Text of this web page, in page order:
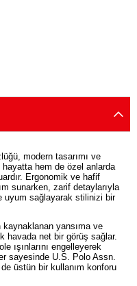
modern tasarımı ve
hem de özel anlarda
Ergonomik ve hafif
sunarken, zarif detaylarıyla
uyum sağlayarak stilinizi bir
kaynaklanan yansıma ve
havada net bir görüş sağlar.
ışınlarını engelleyerek
sayesinde U.S. Polo Assn.
üstün bir kullanım konforu